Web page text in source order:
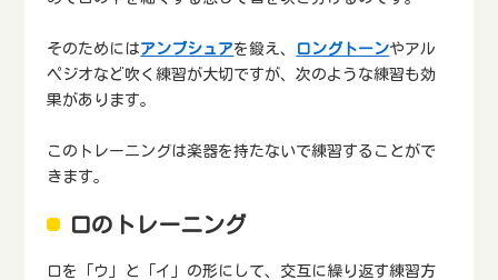
そのためにはアンブシュアを鍛え、 ロングトーンやアル
ペジオなど吹く練習が大切ですが、次のような練習も効
果があります。
このトレーニングは楽器を持たないで練習することがで
きます。
口のトレーニング
口を「ウ」と「イ」の形にして、交互に繰り返す練習方